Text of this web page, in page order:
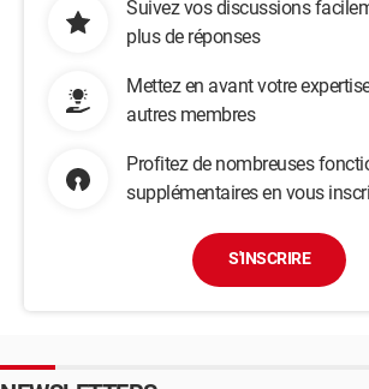
Suivez vos discussions
plus de réponses
Mettez en avant votre
autres membres
Profitez de nombreuses
supplémentaires en vous
S'INSCRIRE